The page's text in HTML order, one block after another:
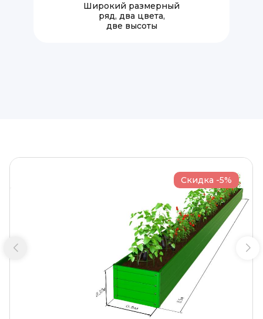
Широкий размерный
ряд, два цвета,
две высоты
Скидка -5%